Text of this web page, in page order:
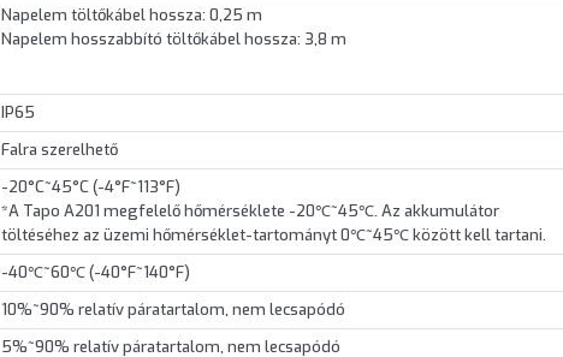
Napelem töltőkábel hossza: 0,25 m
Napelem hosszabbító töltőkábel hossza: 3,8 m
IP65
Falra szerelhető
-20°C~45°C (-4°F~113°F)
*A Tapo A201 megfelelő hőmérséklete -20℃~45℃. Az akkumulátor
töltéséhez az üzemi hőmérséklet-tartományt 0℃~45℃ között kell tartani.
-40℃~60℃ (-40°F~140°F)
10%~90% relatív páratartalom, nem lecsapódó
5%~90% relatív páratartalom, nem lecsapódó